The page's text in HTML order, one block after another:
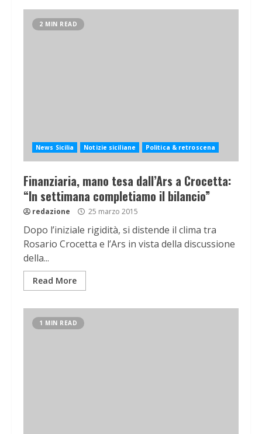
2 MIN READ
News Sicilia Notizie siciliane Politica & retroscena
Finanziaria, mano tesa dall’Ars a Crocetta:
“In settimana completiamo il bilancio”
redazione 25 marzo 2015
Dopo l’iniziale rigidità, si distende il clima tra
Rosario Crocetta e l’Ars in vista della discussione
della...
Read More
1 MIN READ